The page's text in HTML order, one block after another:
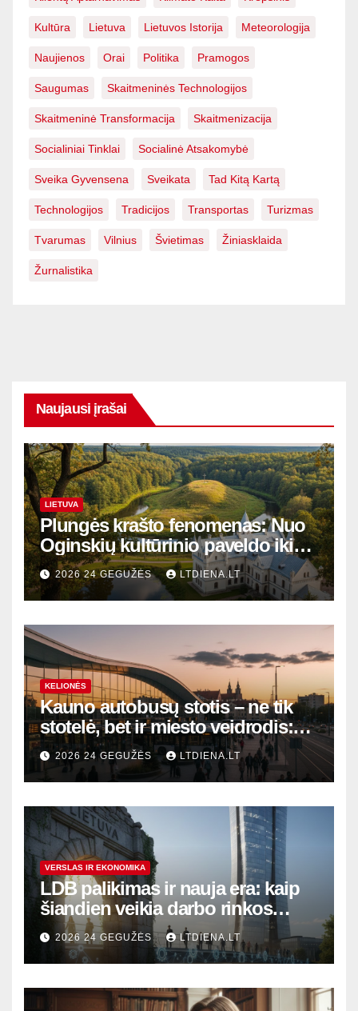
Kultūra Lietuva Lietuvos Istorija Meteorologija
Naujienos Orai Politika Pramogos
Saugumas Skaitmeninės Technologijos
Skaitmeninė Transformacija Skaitmenizacija
Socialiniai Tinklai Socialinė Atsakomybė
Sveika Gyvensena Sveikata Tad Kitą Kartą
Technologijos Tradicijos Transportas Turizmas
Tvarumas Vilnius Švietimas Žiniasklaida
Žurnalistika
Naujausi įrašai
LIETUVA
Plungės krašto fenomenas: Nuo
Oginskių kultūrinio paveldo iki
Žemaitijos gamtos perlų
2026 24 GEGUŽĖS LTDIENA.LT
KELIONĖS
Kauno autobusų stotis – ne tik
stotelė, bet ir miesto veidrodis:
modernūs vartai į laikinąją
sostinę
2026 24 GEGUŽĖS LTDIENA.LT
VERSLAS IR EKONOMIKA
LDB palikimas ir nauja era: kaip
šiandien veikia darbo rinkos
variklis Lietuvoje?
2026 24 GEGUŽĖS LTDIENA.LT